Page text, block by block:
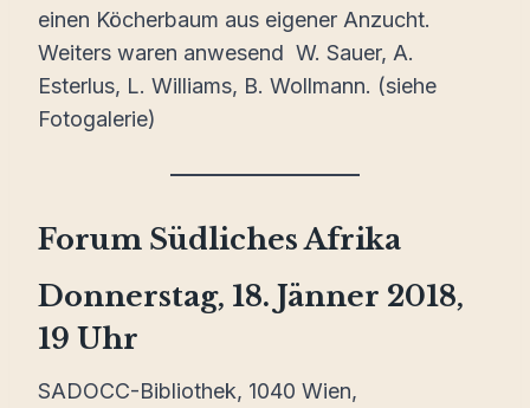
einen Köcherbaum aus eigener Anzucht.
Weiters waren anwesend W. Sauer, A.
Esterlus, L. Williams, B. Wollmann. (siehe
Fotogalerie)
Forum Südliches Afrika
Donnerstag, 18. Jänner 2018,
19 Uhr
SADOCC-Bibliothek, 1040 Wien,